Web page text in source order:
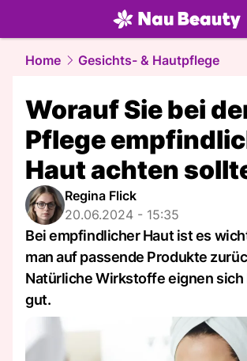
beauty.NAU.ch
Home Gesichts- & Hautpflege
Worauf Sie bei
Pflege
Haut achten
Regina Flick
20.06.2024 - 15:35
Bei empfindlicher Haut ist es
man auf passende Produkte
Natürliche Wirkstoffe eignen sich
gut.